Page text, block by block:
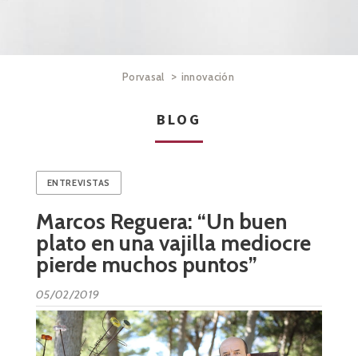
Porvasal > innovación
BLOG
ENTREVISTAS
Marcos Reguera: “Un buen
plato en una vajilla mediocre
pierde muchos puntos”
05/02/2019